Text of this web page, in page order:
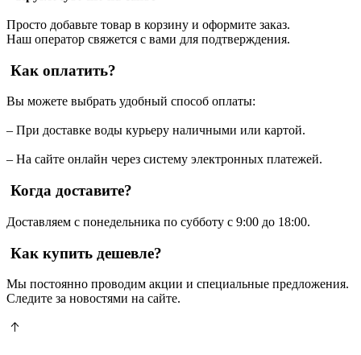
Просто добавьте товар в корзину и оформите заказ.
Наш оператор свяжется с вами для подтверждения.
Как оплатить?
Вы можете выбрать удобный способ оплаты:
– При доставке воды курьеру наличными или картой.
– На сайте онлайн через систему электронных платежей.
Когда доставите?
Доставляем с понедельника по субботу с 9:00 до 18:00.
Как купить дешевле?
Мы постоянно проводим акции и специальные предложения.
Следите за новостями на сайте.
Пользователи
В